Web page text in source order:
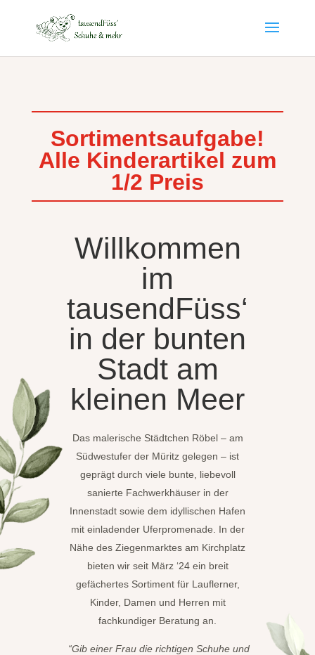
Sortimentsaufgabe!
Alle Kinderartikel zum
1/2 Preis
Willkommen
im
tausendFüss‘
in der bunten
Stadt am
kleinen Meer
Das malerische Städtchen Röbel – am
Südwestufer der Müritz gelegen – ist
geprägt durch viele bunte, liebevoll
sanierte Fachwerkhäuser in der
Innenstadt sowie dem idyllischen Hafen
mit einladender Uferpromenade. In der
Nähe des Ziegenmarktes am Kirchplatz
bieten wir seit März ‘24 ein breit
gefächertes Sortiment für Lauflerner,
Kinder, Damen und Herren mit
fachkundiger Beratung an.
“Gib einer Frau die richtigen Schuhe und